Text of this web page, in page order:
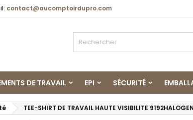
contact@aucomptoirdupro.com
DE TRAVAIL EPI SÉCURITÉ
TEE-SHIRT DE TRAVAIL HAUTE VISIBILITE